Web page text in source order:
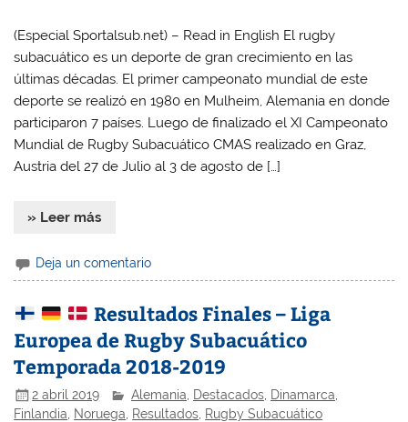
(Especial Sportalsub.net) – Read in English El rugby
subacuático es un deporte de gran crecimiento en las
últimas décadas. El primer campeonato mundial de este
deporte se realizó en 1980 en Mulheim, Alemania en donde
participaron 7 países. Luego de finalizado el XI Campeonato
Mundial de Rugby Subacuático CMAS realizado en Graz,
Austria del 27 de Julio al 3 de agosto de […]
» Leer más
Deja un comentario
Resultados Finales – Liga
Europea de Rugby Subacuático
Temporada 2018-2019
2 abril 2019 Alemania Destacados Dinamarca
Finlandia
Noruega Resultados Rugby Subacuático